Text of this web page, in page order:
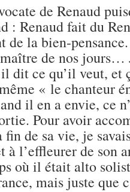
de Renaud
: Renaud fait du
de la bien-
de nos jours…
dit ce qu’il veut, et
« le chanteur
il en a envie, ce
Pour avoir
fin de sa vie, je
à l’effleurer de son
où il était alto
mais juste que